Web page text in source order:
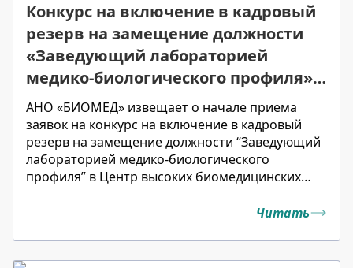
Конкурс на включение в кадровый
резерв на замещение должности
«Заведующий лабораторией
медико-биологического профиля» в
ЦВБМТ
АНО «БИОМЕД» извещает о начале приема
заявок на конкурс на включение в кадровый
резерв на замещение должности “Заведующий
лабораторией медико-биологического
профиля” в Центр высоких биомедицинских
Читать